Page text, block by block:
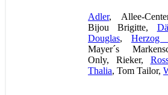
Adler, Allee-
Bijou Brigitte,
Douglas, Herzog
Mayer´s
Only, Rieker,
Thalia, Tom Tailor,